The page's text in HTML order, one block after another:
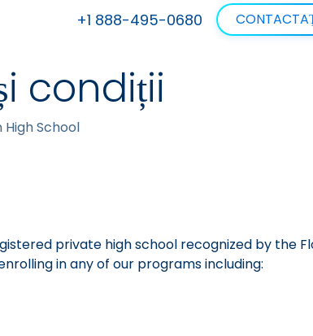
+1 888-495-0680
condiții
School
private high school recognized by the
in any of our programs including: